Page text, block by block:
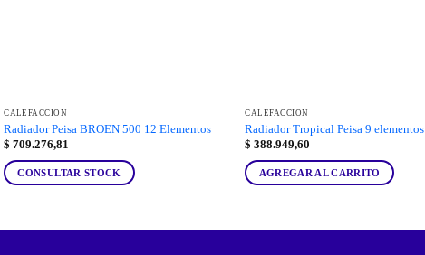
CALEFACCIÓN
Radiador Peisa BROEN 500 12 Elementos
$ 709.276,81
CONSULTAR STOCK
CALEFACCIÓN
Radiador Tropical Peisa 9 elementos
$ 388.949,60
AGREGAR AL CARRITO